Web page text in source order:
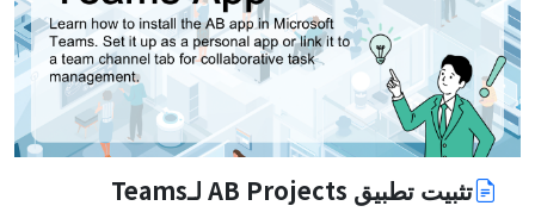
تثبيت تطبيق AB Projects لـTeams